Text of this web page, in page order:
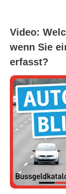
Video:
wenn Sie
erfasst?